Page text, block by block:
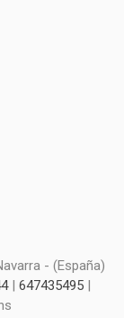
- (España)
| 647435495 |